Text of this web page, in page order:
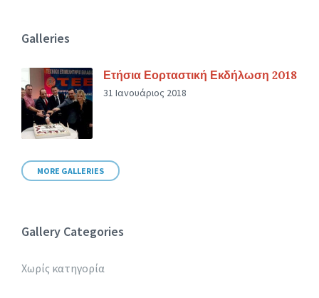
Galleries
Ετήσια Εορταστική Εκδήλωση 2018
31 Ιανουάριος 2018
MORE GALLERIES
Gallery Categories
Χωρίς κατηγορία